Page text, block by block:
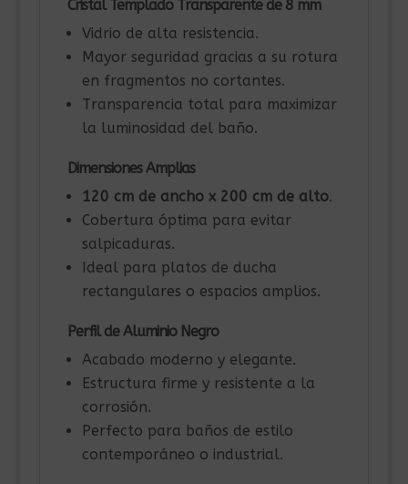
Cristal Templado Transparente de 8 mm
Vidrio de alta resistencia.
Mayor seguridad gracias a su rotura
en fragmentos no cortantes.
Transparencia total para maximizar
la luminosidad del baño.
Dimensiones Amplias
120 cm de ancho x 200 cm de alto.
Cobertura óptima para evitar
salpicaduras.
Ideal para platos de ducha
rectangulares o espacios amplios.
Perfil de Aluminio Negro
Acabado moderno y elegante.
Estructura firme y resistente a la
corrosión.
Perfecto para baños de estilo
contemporáneo o industrial.